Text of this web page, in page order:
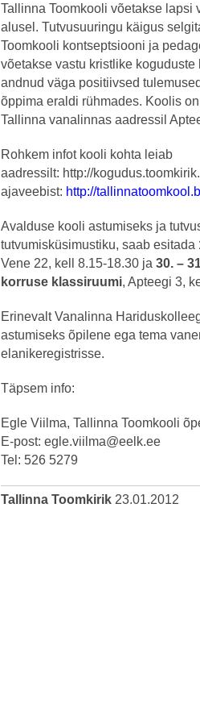
Tallinna Toomkooli võetakse lapsi
alusel. Tutvusuuringu käigus
Toomkooli kontseptsiooni ja
võetakse vastu kristlike
andnud väga positiivsed
õppima eraldi rühmades. Koolis
Tallinna vanalinnas aadressil
Rohkem infot kooli kohta leiab
aadressilt: http://
ajaveebist: http://
Avalduse kooli astumiseks ja
tutvumisküsimustiku, saab esitada
Vene 22, kell 8.15-18.30 ja 30. –
korruse klassiruumi, Apteegi 3,
Erinevalt Vanalinna
astumiseks õpilene ega tema
elanikeregistrisse.
Täpsem info:
Egle Viilma, Tallinna Toomkooli
E-post: egle.viilma@eelk.ee
Tel: 526 5279
Tallinna Toomkirik 23.01.2012